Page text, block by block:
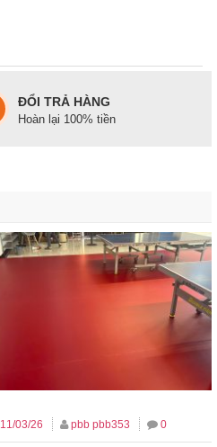
ĐỔI TRẢ HÀNG
Hoàn lại 100% tiền
11/03/26 pbb pbb353 0